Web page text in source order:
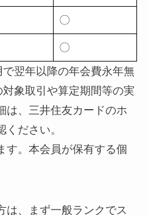
〇
〇
翌年以降の年会費永年無
象取引や算定期間等の実
は、三井住友カードのホ
ださい。
。本会員が保有する個
は、まず一般ランクでス